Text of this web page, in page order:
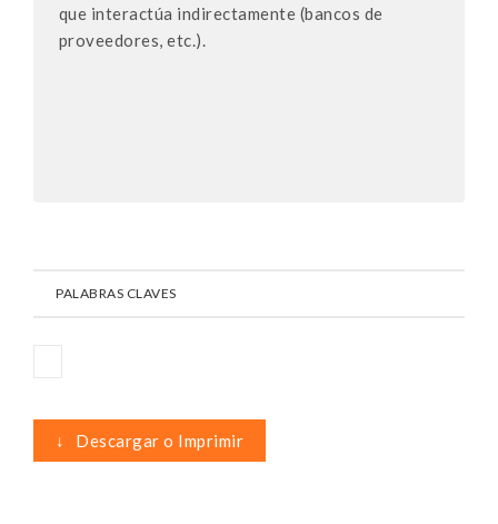
que interactúa indirectamente (bancos de
proveedores, etc.).
PALABRAS CLAVES
↓ Descargar o Imprimir